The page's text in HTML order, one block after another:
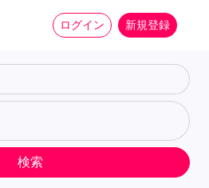
ログイン 新規登録
検索